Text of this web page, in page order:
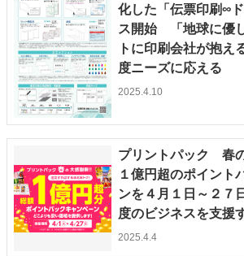
運営
会社案内
購読・購入申し込み
サイ
お問い合わせ
化した「伝票印刷∞
ス開始 「地球に優
トに印刷会社が抱え
度ニーズに応える
2025.4.10
プリントパック 春
１億円超のポイント
ンを４月１日～２
度のビジネスを支援
2025.4.4